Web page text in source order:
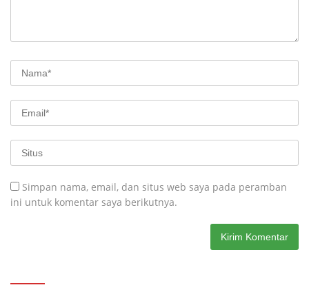
Simpan nama, email, dan situs web saya pada peramban
ini untuk komentar saya berikutnya.